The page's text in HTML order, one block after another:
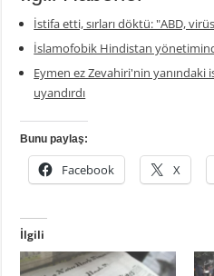
İstifa etti, sırları döktü: "ABD,
İslamofobik Hindistan
Eymen ez Zevahiri'nin
uyandırdı
Bunu paylaş:
Facebook X
İlgili